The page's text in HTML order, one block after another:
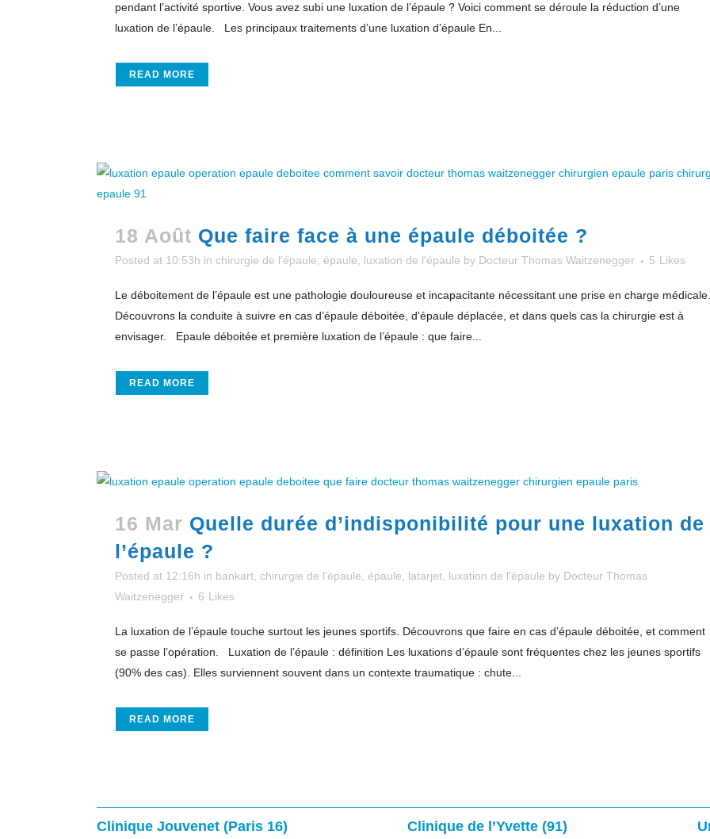
pendant l’activité sportive. Vous avez subi une luxation de l’épaule ? Voici comment se déroule la réduction d’une
luxation de l’épaule. Les principaux traitements d’une luxation d’épaule En...
READ MORE
18 Août Que faire face à une épaule déboitée ?
Posted at 10:53h in chirurgie de l'épaule épaule luxation de l'épaule by Docteur Thomas Waitzenegger 5 Likes
Le déboitement de l’épaule est une pathologie douloureuse et incapacitante nécessitant une prise en charge médicale.
Découvrons la conduite à suivre en cas d’épaule déboitée, d'épaule déplacée, et dans quels cas la chirurgie est à
envisager. Epaule déboitée et première luxation de l’épaule : que faire...
READ MORE
16 Mar Quelle durée d’indisponibilité pour une luxation de
l’épaule ?
Posted at 12:16h in bankart chirurgie de l'épaule épaule latarjet luxation de l'épaule by Docteur Thomas
Waitzenegger
6 Likes
La luxation de l’épaule touche surtout les jeunes sportifs. Découvrons que faire en cas d’épaule déboitée, et comment
se passe l’opération. Luxation de l’épaule : définition Les luxations d’épaule sont fréquentes chez les jeunes sportifs
(90% des cas). Elles surviennent souvent dans un contexte traumatique : chute...
READ MORE
Clinique Jouvenet (Paris 16) Clinique de l’Yvette (91)